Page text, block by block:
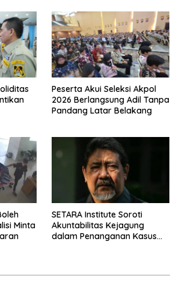
Peserta Akui Seleksi Akpol
2026 Berlangsung Adil Tanpa
Pandang Latar Belakang
Minta
SETARA Institute Soroti
Akuntabilitas Kejagung
dalam Penanganan Kasus